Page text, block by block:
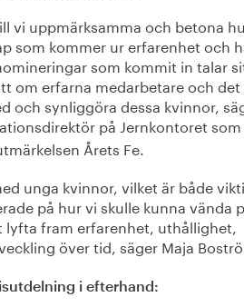
vi uppmärksamma och betona
som kommer ur erfarenhet och
som kommit in talar
om erfarna medarbetare och det
och synliggöra dessa kvinnor,
på Jernkontoret
Årets Fe.
unga kvinnor, vilket är både
på hur vi skulle kunna vända
lyfta fram erfarenhet, uthållighet,
över tid, säger Maja
i efterhand: